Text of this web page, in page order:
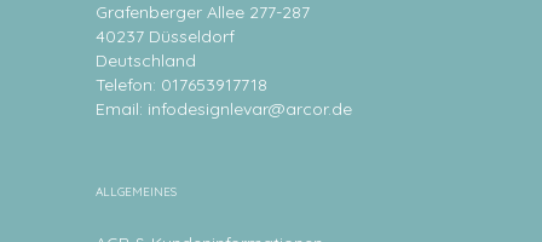
Grafenberger Allee 277-287
40237 Düsseldorf
Deutschland
Telefon: 017653917718
Email: infodesignlevar@arcor.de
ALLGEMEINES